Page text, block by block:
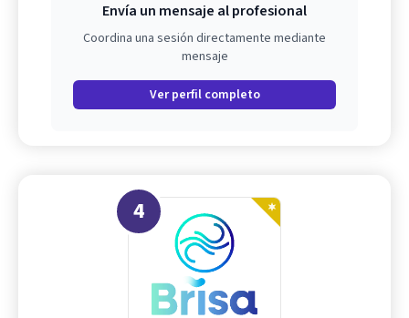
Envía un mensaje al profesional
Coordina una sesión directamente mediante
mensaje
Ver perfil completo
4